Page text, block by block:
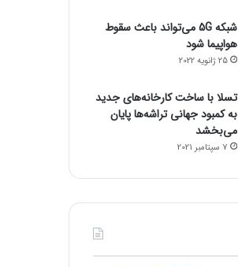
شبکه 5G می‌تواند باعث سقوط
هواپیما شود
25 ژانویه 2022
تسلا با ساخت کارخانه‌های جدید
به کمبود جهانی تراشه‌ها پایان
می‌بخشد
7 سپتامبر 2021